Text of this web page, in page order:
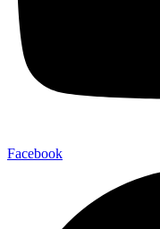
Facebook